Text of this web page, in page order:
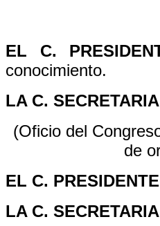
EL C.
conocimiento.
LA C.
(Oficio del
de
EL C.
LA C.